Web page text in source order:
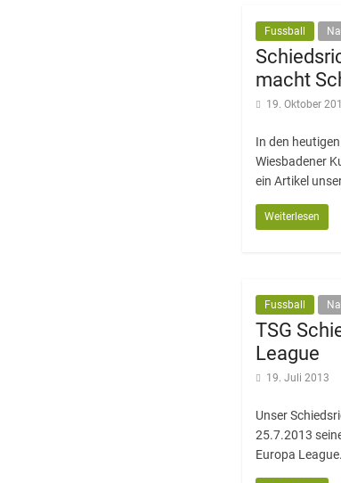
Fussball
macht
19. Oktober
In den
Wiesbadener
ein Artikel
Weiterlesen
Fussball
TSG
League
19. Juli 2013
Unser
25.7.2013
Europa League.